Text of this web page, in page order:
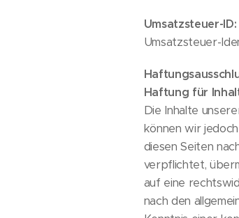
Umsatzsteuer-ID:
Umsatzsteuer-
Haftung für
Die Inhalte
können wir
diesen Seiten
verpflichtet,
auf eine
nach den